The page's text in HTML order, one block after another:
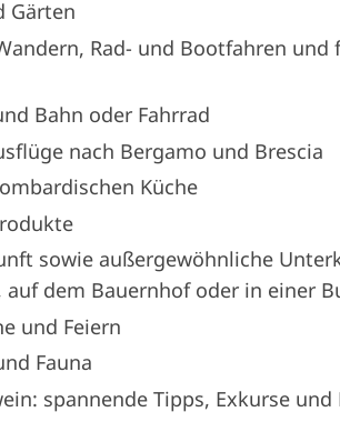
Gärten
Rad- und Bootfahren und
Bahn oder Fahrrad
nach Bergamo und Brescia
Küche
sowie außergewöhnliche
dem Bauernhof oder in einer
und Feiern
Fauna
spannende Tipps, Exkurse